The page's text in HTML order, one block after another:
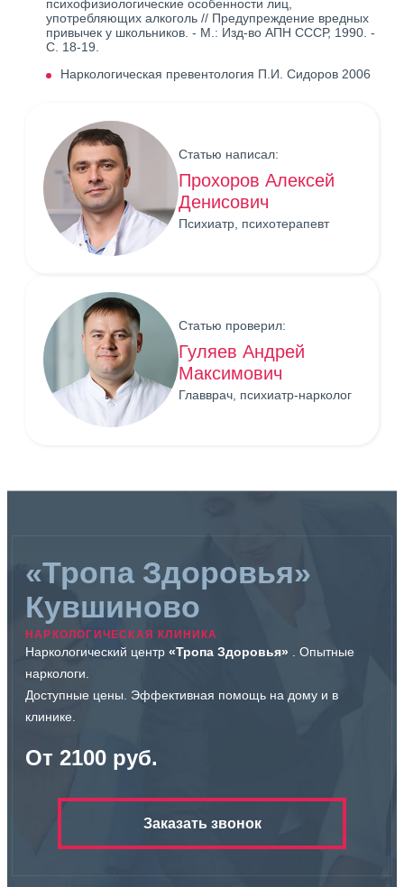
психофизиологические особенности лиц,
употребляющих алкоголь // Предупреждение вредных
привычек у школьников. - М.: Изд-во АПН СССР, 1990. -
С. 18-19.
Наркологическая превентология П.И. Сидоров 2006
Статью написал:
Прохоров Алексей
Денисович
Психиатр, психотерапевт
Статью проверил:
Гуляев Андрей
Максимович
Главврач, психиатр-нарколог
«Тропа Здоровья»
Кувшиново
НАРКОЛОГИЧЕСКАЯ КЛИНИКА
Наркологический центр «Тропа Здоровья» . Опытные
наркологи.
Доступные цены. Эффективная помощь на дому и в
клинике.
От 2100 руб.
Заказать звонок